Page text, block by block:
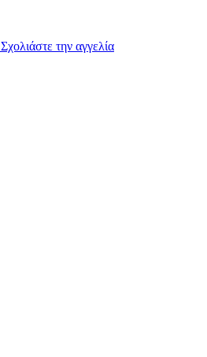
Σχολιάστε την αγγελία